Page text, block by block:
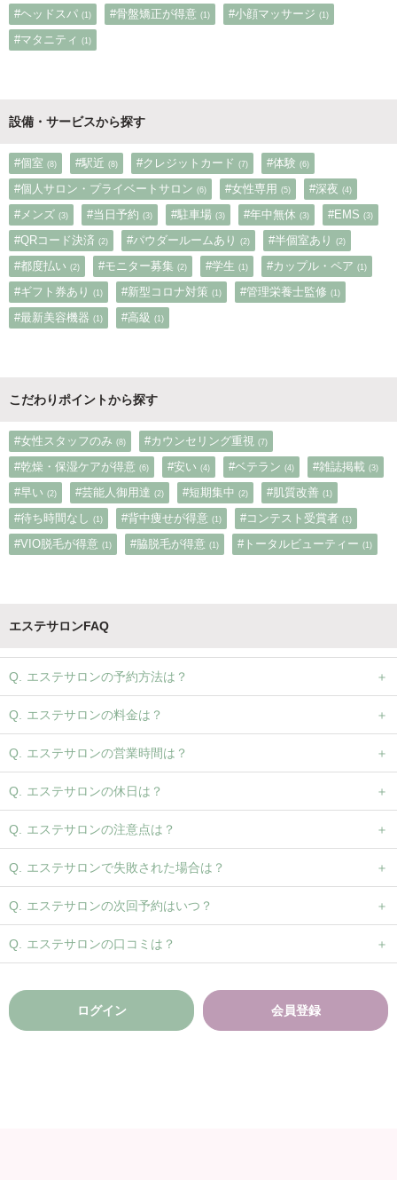
#ヘッドスパ (1) #骨盤矯正が得意 (1) #小顔マッサージ (1)
#マタニティ (1)
設備・サービスから探す
#個室 (8) #駅近 (8) #クレジットカード (7) #体験 (6)
#個人サロン・プライベートサロン (6) #女性専用 (5) #深夜 (4)
#メンズ (3) #当日予約 (3) #駐車場 (3) #年中無休 (3) #EMS (3)
#QRコード決済 (2) #パウダールームあり (2) #半個室あり (2)
#都度払い (2) #モニター募集 (2) #学生 (1) #カップル・ペア (1)
#ギフト券あり (1) #新型コロナ対策 (1) #管理栄養士監修 (1)
#最新美容機器 (1) #高級 (1)
こだわりポイントから探す
#女性スタッフのみ (8) #カウンセリング重視 (7)
#乾燥・保湿ケアが得意 (6) #安い (4) #ベテラン (4) #雑誌掲載 (3)
#早い (2) #芸能人御用達 (2) #短期集中 (2) #肌質改善 (1)
#待ち時間なし (1) #背中痩せが得意 (1) #コンテスト受賞者 (1)
#VIO脱毛が得意 (1) #脇脱毛が得意 (1) #トータルビューティー (1)
エステサロンFAQ
エステサロンの予約方法は？
エステサロンの料金は？
エステサロンの営業時間は？
エステサロンの休日は？
エステサロンの注意点は？
エステサロンで失敗された場合は？
エステサロンの次回予約はいつ？
エステサロンの口コミは？
ログイン 会員登録